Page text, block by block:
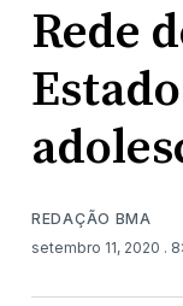
Rede
REDAÇÃO BMA
setembro 11, 2020 .